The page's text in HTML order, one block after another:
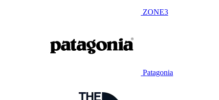
ZONE3
Patagonia